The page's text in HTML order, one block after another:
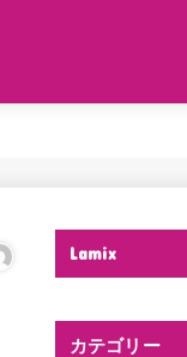
Lamix
カテゴリー